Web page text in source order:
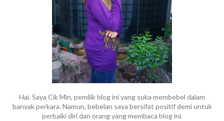
Hai. Saya Cik Min, pemilik blog ini yang suka membebel dalam
banyak perkara. Namun, bebelan saya bersifat positif demi untuk
perbaiki diri dan orang yang membaca blog ini.